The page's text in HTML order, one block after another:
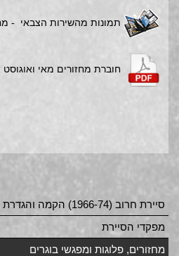
סיירת חרוב (1966-74) הקמה והגדרת משימות
מפקדי הסיירת
מחזורים, פלוגות ומפגשי בוגרים
תמונות מהשירות הצבאי -
חוברת מחזורים מאי ואוגוסט 72